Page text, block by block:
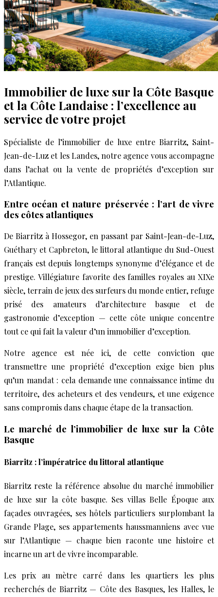
Menu
Immobilier de luxe sur la Côte Basque
et la Côte Landaise : l’excellence au
service de votre projet
Spécialiste de l’immobilier de luxe entre Biarritz, Saint-
Jean-de-Luz et les Landes, notre agence vous accompagne
dans l’achat ou la vente de propriétés d’exception sur
l’Atlantique.
Entre océan et nature préservée : l’art de vivre
des côtes atlantiques
De Biarritz à Hossegor, en passant par Saint-Jean-de-Luz,
Guéthary et Capbreton, le littoral atlantique du Sud-Ouest
français est depuis longtemps synonyme d’élégance et de
prestige. Villégiature favorite des familles royales au XIXe
siècle, terrain de jeux des surfeurs du monde entier, refuge
prisé des amateurs d’architecture basque et de
gastronomie d’exception — cette côte unique concentre
tout ce qui fait la valeur d’un immobilier d’exception.
Notre agence est née ici, de cette conviction que
transmettre une propriété d’exception exige bien plus
qu’un mandat : cela demande une connaissance intime du
territoire, des acheteurs et des vendeurs, et une exigence
sans compromis dans chaque étape de la transaction.
Le marché de l’immobilier de luxe sur la Côte
Basque
Biarritz : l’impératrice du littoral atlantique
Biarritz reste la référence absolue du marché immobilier
de luxe sur la côte basque. Ses villas Belle Époque aux
façades ouvragées, ses hôtels particuliers surplombant la
Grande Plage, ses appartements haussmanniens avec vue
sur l’Atlantique — chaque bien raconte une histoire et
incarne un art de vivre incomparable.
Les prix au mètre carré dans les quartiers les plus
recherchés de Biarritz — Côte des Basques, les Halles, le